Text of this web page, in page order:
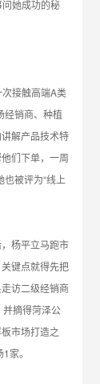
她成功的秘
接触高端A类
经销商、种植
解产品技术特
们下单，一周
被评为“线上
杨平立马跑市
键点就得先把
访二级经销商
摘得菏泽公
市场打造之
家。